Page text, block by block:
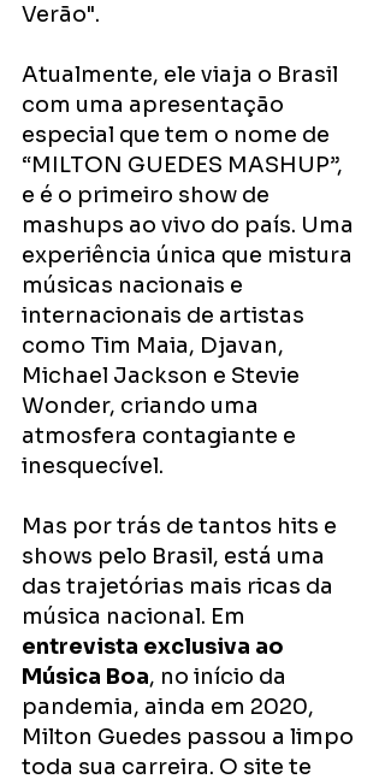
Verão".
Atualmente, ele viaja o Brasil
com uma apresentação
especial que tem o nome de
“MILTON GUEDES MASHUP”,
e é o primeiro show de
mashups ao vivo do país. Uma
experiência única que mistura
músicas nacionais e
internacionais de artistas
como Tim Maia, Djavan,
Michael Jackson e Stevie
Wonder, criando uma
atmosfera contagiante e
inesquecível.
Mas por trás de tantos hits e
shows pelo Brasil, está uma
das trajetórias mais ricas da
música nacional. Em
entrevista exclusiva ao
Música Boa, no início da
pandemia, ainda em 2020,
Milton Guedes passou a limpo
toda sua carreira. O site te